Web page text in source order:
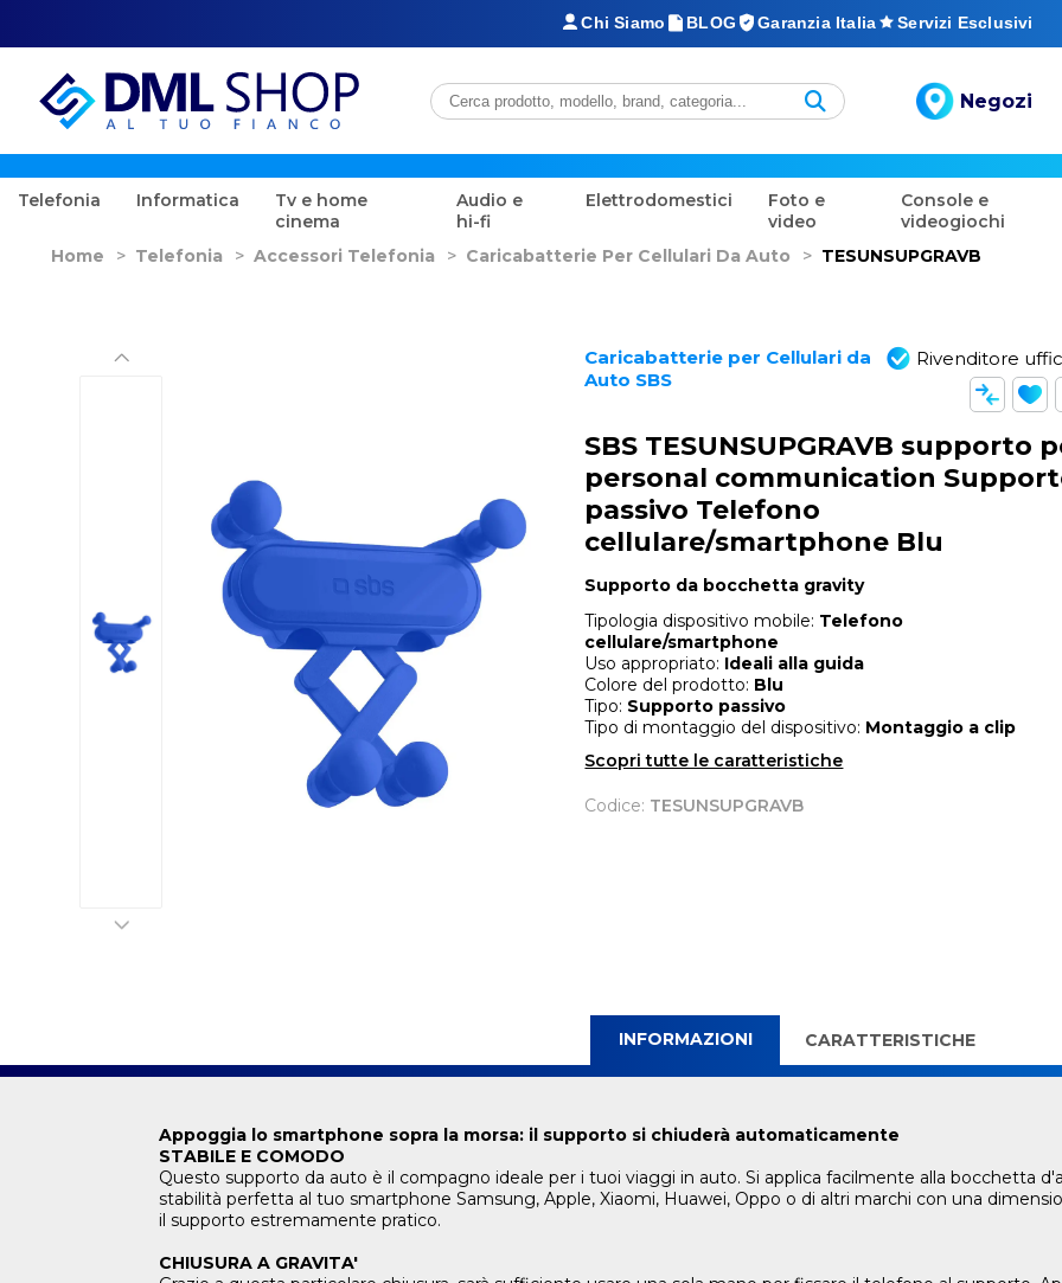
Chi Siamo BLOG Garanzia Italia Servizi Esclusivi
Negozi
Telefonia Informatica
Tv e home
cinema
Audio e
hi-fi
Elettrodomestici
Foto e
video
Console e
videogiochi
Home > Telefonia > Accessori Telefonia > Caricabatterie Per Cellulari Da Auto > TESUNSUPGRAVB
Caricabatterie per Cellulari da
Auto SBS
Rivenditore
SBS TESUNSUPGRAVB supporto
personal communication
passivo Telefono
cellulare/smartphone Blu
Supporto da bocchetta gravity
Tipologia dispositivo mobile: Telefono
cellulare/smartphone
Uso appropriato: Ideali alla guida
Colore del prodotto: Blu
Tipo: Supporto passivo
Tipo di montaggio del dispositivo: Montaggio a clip
Scopri tutte le caratteristiche
Codice: TESUNSUPGRAVB
INFORMAZIONI CARATTERISTICHE
Appoggia lo smartphone sopra la morsa: il supporto si chiuderà automaticamente
STABILE E COMODO
Questo supporto da auto è il compagno ideale per i tuoi viaggi in auto. Si applica facilmente alla bocchetta
stabilità perfetta al tuo smartphone Samsung, Apple, Xiaomi, Huawei, Oppo o di altri marchi con una
il supporto estremamente pratico.
CHIUSURA A GRAVITA'